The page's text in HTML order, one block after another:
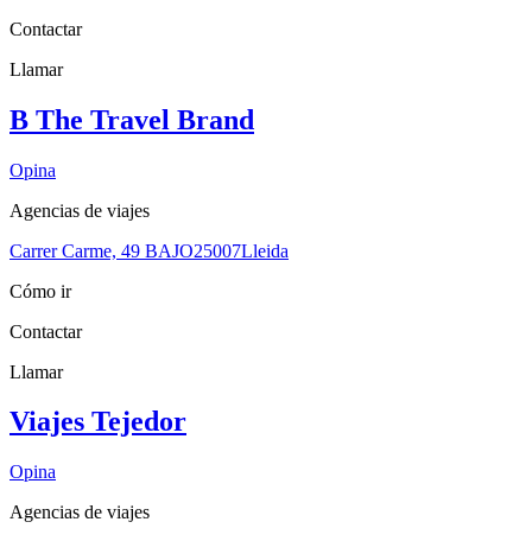
Contactar
Llamar
B The Travel Brand
Opina
Agencias de viajes
Carrer Carme, 49 BAJO25007Lleida
Cómo ir
Contactar
Llamar
Viajes Tejedor
Opina
Agencias de viajes